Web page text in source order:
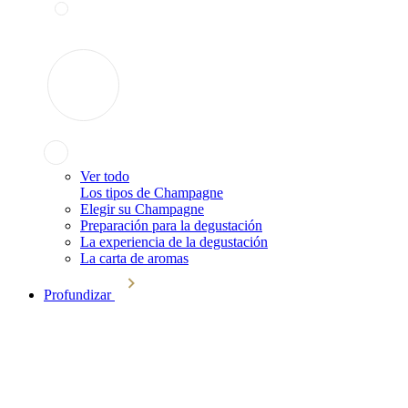
Ver todo
Los tipos de Champagne
Elegir su Champagne
Preparación para la degustación
La experiencia de la degustación
La carta de aromas
Profundizar